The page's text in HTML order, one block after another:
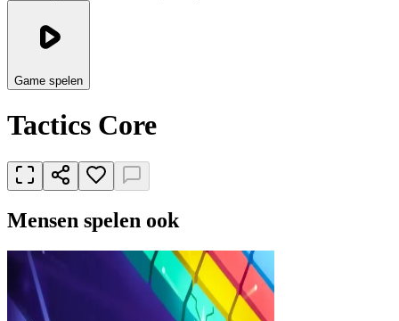
Game spelen
Tactics Core
Mensen spelen ook